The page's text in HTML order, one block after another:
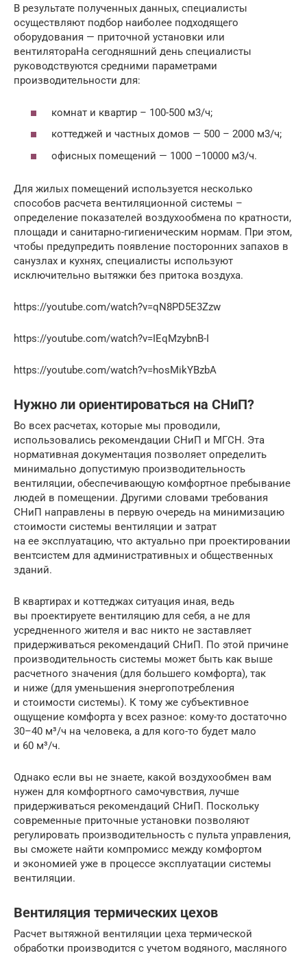
В результате полученных данных, специалисты
осуществляют подбор наиболее подходящего
оборудования — приточной установки или
вентилятораНа сегодняшний день специалисты
руководствуются средними параметрами
производительности для:
комнат и квартир – 100-500 м3/ч;
коттеджей и частных домов — 500 – 2000 м3/ч;
офисных помещений — 1000 –10000 м3/ч.
Для жилых помещений используется несколько
способов расчета вентиляционной системы –
определение показателей воздухообмена по кратности,
площади и санитарно-гигиеническим нормам. При этом,
чтобы предупредить появление посторонних запахов в
санузлах и кухнях, специалисты используют
исключительно вытяжки без притока воздуха.
https://youtube.com/watch?v=qN8PD5E3Zzw
https://youtube.com/watch?v=IEqMzybnB-I
https://youtube.com/watch?v=hosMikYBzbA
Нужно ли ориентироваться на СНиП?
Во всех расчетах, которые мы проводили,
использовались рекомендации СНиП и МГСН. Эта
нормативная документация позволяет определить
минимально допустимую производительность
вентиляции, обеспечивающую комфортное пребывание
людей в помещении. Другими словами требования
СНиП направлены в первую очередь на минимизацию
стоимости системы вентиляции и затрат
на ее эксплуатацию, что актуально при проектировании
вентсистем для административных и общественных
зданий.
В квартирах и коттеджах ситуация иная, ведь
вы проектируете вентиляцию для себя, а не для
усредненного жителя и вас никто не заставляет
придерживаться рекомендаций СНиП. По этой причине
производительность системы может быть как выше
расчетного значения (для большего комфорта), так
и ниже (для уменьшения энергопотребления
и стоимости системы). К тому же субъективное
ощущение комфорта у всех разное: кому-то достаточно
30–40 м³/ч на человека, а для кого-то будет мало
и 60 м³/ч.
Однако если вы не знаете, какой воздухообмен вам
нужен для комфортного самочувствия, лучше
придерживаться рекомендаций СНиП. Поскольку
современные приточные установки позволяют
регулировать производительность с пульта управления,
вы сможете найти компромисс между комфортом
и экономией уже в процессе эксплуатации системы
вентиляции.
Вентиляция термических цехов
Расчет вытяжной вентиляции цеха термической
обработки производится с учетом водяного, масляного